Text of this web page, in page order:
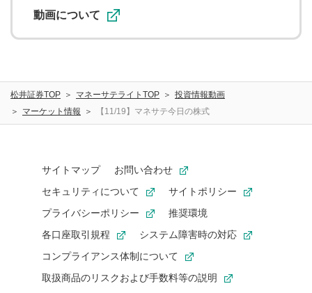
ることがあります。
動画について
松井証券TOP マネーサテライトTOP
投資情報動画
マーケット情報
【11/19】マネサテ今日の株式
サイトマップ
お問い合わせ
セキュリティについて
サイトポリシー
プライバシーポリシー
推奨環境
各口座取引規程
システム障害時の対応
コンプライアンス体制について
取扱商品のリスクおよび手数料等の説明